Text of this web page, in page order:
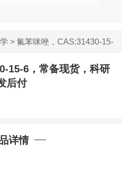
> 氟苯咪唑，CAS:31430-15-
15-6，常备现货，科研
后付
详情